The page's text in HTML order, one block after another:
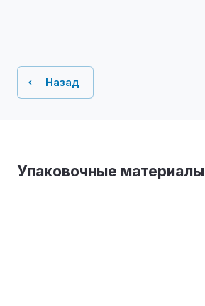
Назад
Упаковочные материалы